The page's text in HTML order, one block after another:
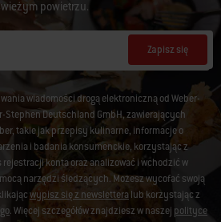
powietrzu.
Zapisz się
wiadomości drogą elektroniczną od Weber-
Stephen Deutschland GmbH, zawierających
takie jak przepisy kulinarne, informacje o
i badania konsumenckie, korzystając z
konta oraz analizować i wchodzić w
narzędzi śledzących. Możesz wycofać swoją
wypisz się z newsletteralub korzystając z
. Więcej szczegółów znajdziesz w naszej polityce